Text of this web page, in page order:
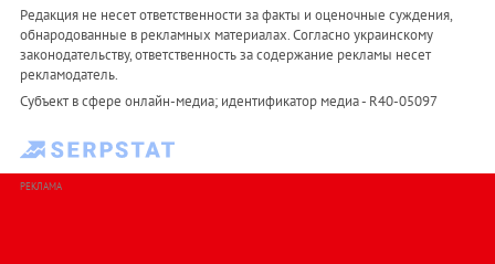
Редакция не несет ответственности за факты и оценочные суждения,
обнародованные в рекламных материалах. Согласно украинскому
законодательству, ответственность за содержание рекламы несет
рекламодатель.
Субъект в сфере онлайн-медиа; идентификатор медиа - R40-05097
РЕКЛАМА